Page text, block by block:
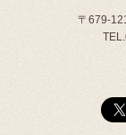
〒679-